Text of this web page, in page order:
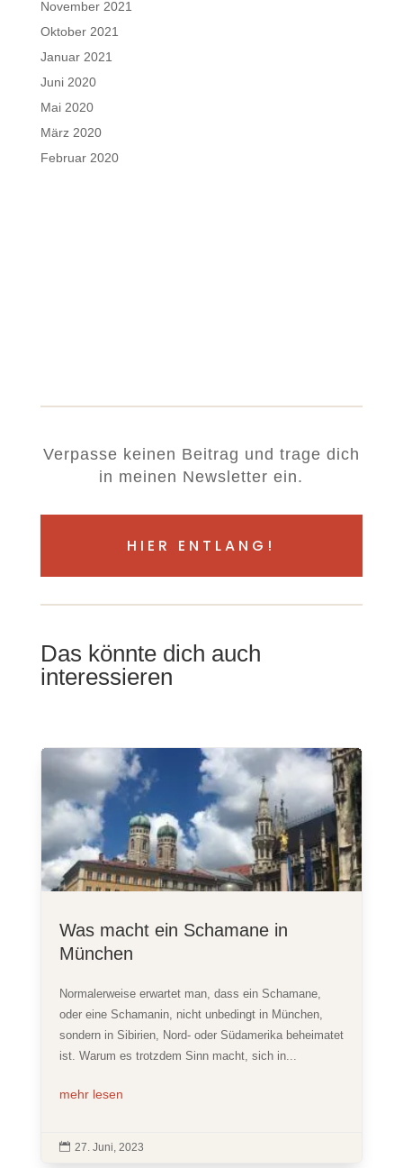
November 2021
Oktober 2021
Januar 2021
Juni 2020
Mai 2020
März 2020
Februar 2020
Verpasse keinen Beitrag und trage dich
in meinen Newsletter ein.
HIER ENTLANG!
Das könnte dich auch
interessieren
Was macht ein Schamane in
München
Normalerweise erwartet man, dass ein Schamane,
oder eine Schamanin, nicht unbedingt in München,
sondern in Sibirien, Nord- oder Südamerika beheimatet
ist. Warum es trotzdem Sinn macht, sich in...
mehr lesen
 27. Juni, 2023